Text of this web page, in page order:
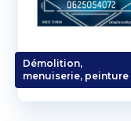
Démolition,
menuiserie, peinture